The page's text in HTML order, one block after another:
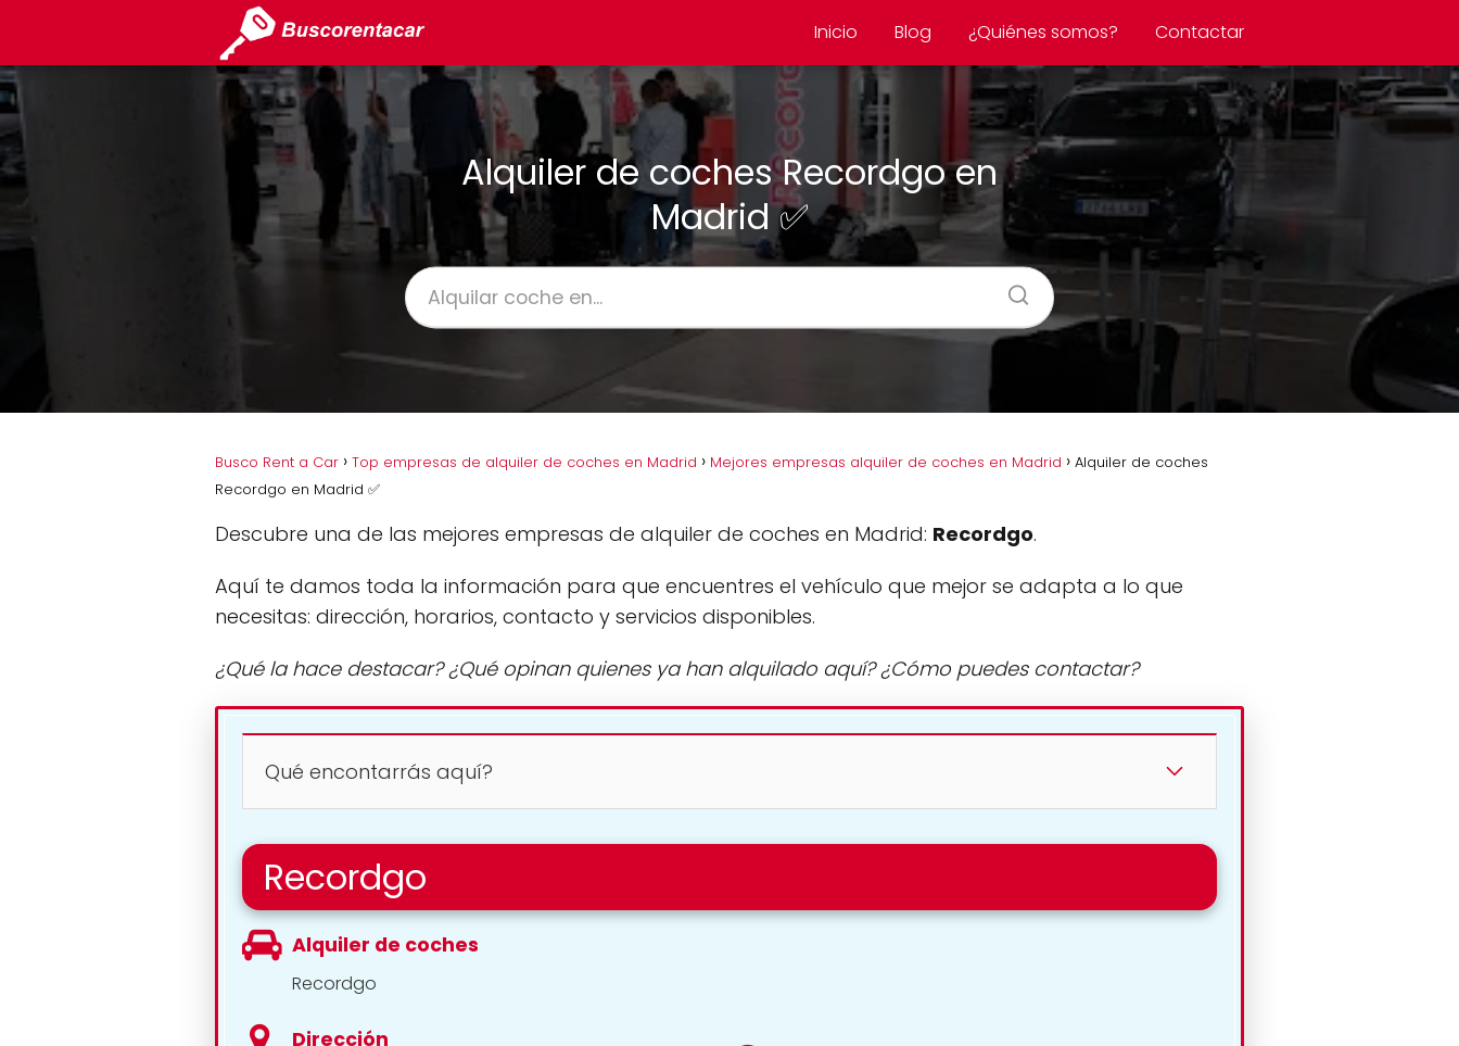
Inicio Blog ¿Quiénes somos? Contactar
Alquiler de coches Recordgo en
Madrid ✅
Busco Rent a Car Top empresas de alquiler de coches en Madrid Mejores empresas alquiler de coches en Madrid
Alquiler de coches
Recordgo en Madrid ✅
Descubre una de las mejores empresas de alquiler de coches en Madrid: Recordgo.
Aquí te damos toda la información para que encuentres el vehículo que mejor se adapta a lo que
necesitas: dirección, horarios, contacto y servicios disponibles.
¿Qué la hace destacar? ¿Qué opinan quienes ya han alquilado aquí? ¿Cómo puedes contactar?
Qué encontarrás aquí?
Recordgo
Alquiler de coches
Recordgo
Dirección